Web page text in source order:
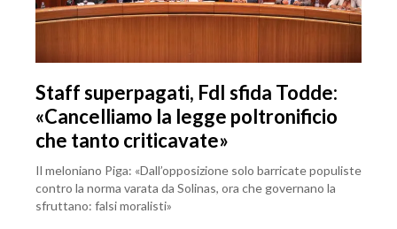
Staff superpagati, FdI sfida Todde:
«Cancelliamo la legge poltronificio
che tanto criticavate»
Il meloniano Piga: «Dall’opposizione solo barricate populiste
contro la norma varata da Solinas, ora che governano la
sfruttano: falsi moralisti»